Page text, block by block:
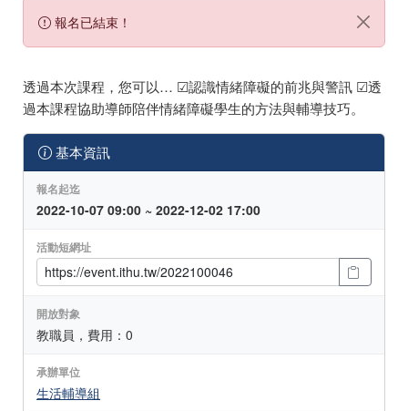
報名已結束！
透過本次課程，您可以… ☑認識情緒障礙的前兆與警訊 ☑透
過本課程協助導師陪伴情緒障礙學生的方法與輔導技巧。
基本資訊
報名起迄
2022-10-07 09:00 ~ 2022-12-02 17:00
活動短網址
開放對象
教職員，費用：0
承辦單位
生活輔導組